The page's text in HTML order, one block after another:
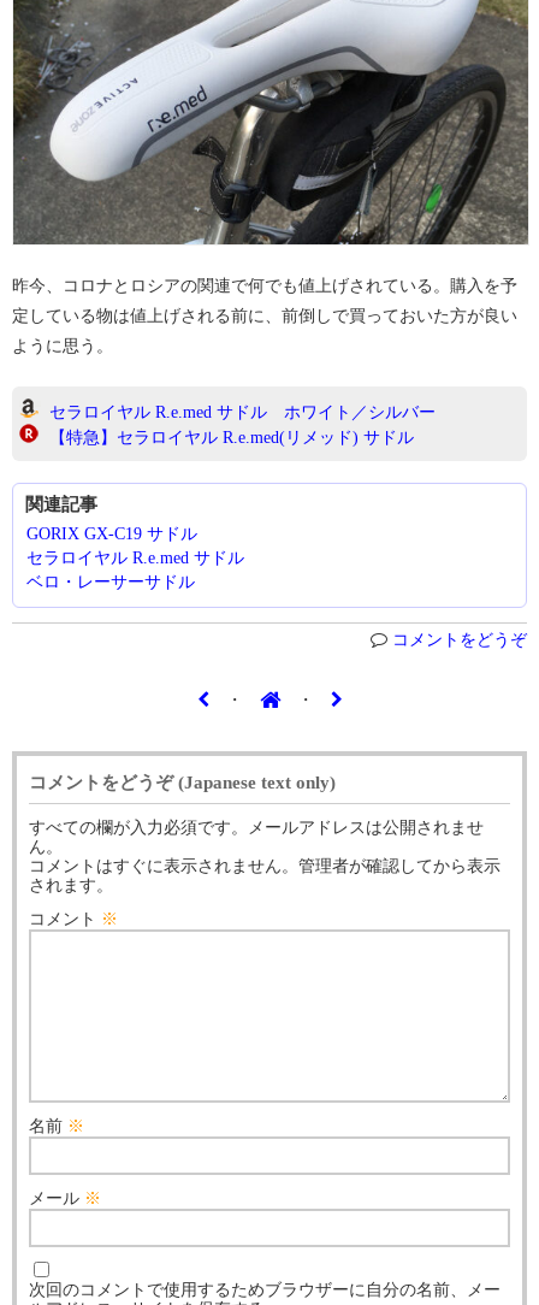
昨今、コロナとロシアの関連で何でも値上げされている。購入を予
定している物は値上げされる前に、前倒しで買っておいた方が良い
ように思う。
セラロイヤル R.e.med サドル ホワイト／シルバー
【特急】セラロイヤル R.e.med(リメッド) サドル
関連記事
GORIX GX-C19 サドル
セラロイヤル R.e.med サドル
ベロ・レーサーサドル
コメントをどうぞ
・ ・
コメントをどうぞ (Japanese text only)
すべての欄が入力必須です。メールアドレスは公開されませ
ん。
コメントはすぐに表示されません。管理者が確認してから表示
されます。
コメント ※
名前 ※
メール ※
次回のコメントで使用するためブラウザーに自分の名前、メー